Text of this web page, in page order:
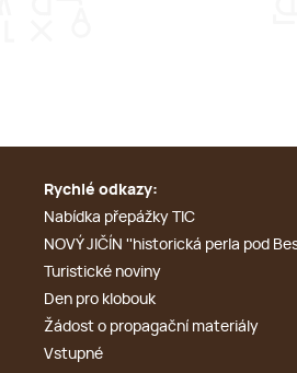
Rychlé odkazy:
Nabídka přepážky TIC
NOVÝ JIČÍN ''historická perla pod
Turistické noviny
Den pro klobouk
Žádost o propagační materiály
Vstupné